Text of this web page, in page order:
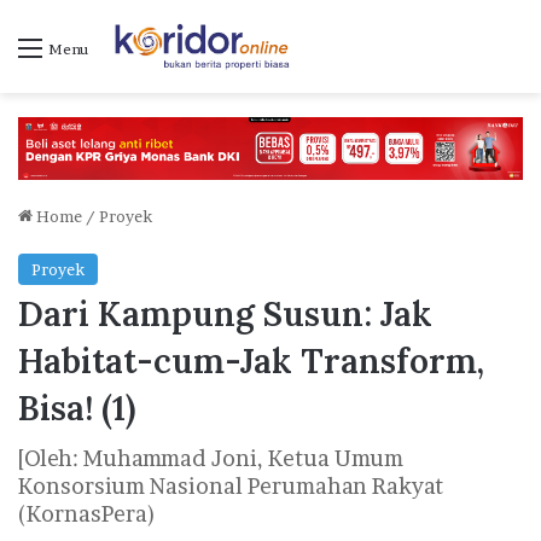
Menu
Home / Proyek
Proyek
Dari Kampung Susun: Jak
Habitat-cum-Jak Transform,
Bisa! (1)
[Oleh: Muhammad Joni, Ketua Umum
Konsorsium Nasional Perumahan Rakyat
(KornasPera)